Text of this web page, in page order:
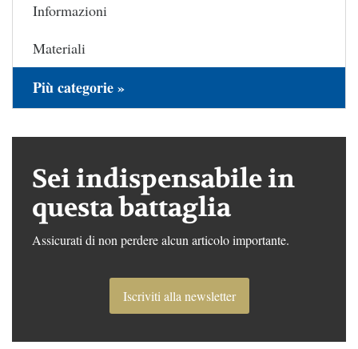
Informazioni
Materiali
Più categorie »
Sei indispensabile in
questa battaglia
Assicurati di non perdere alcun articolo importante.
Iscriviti alla newsletter